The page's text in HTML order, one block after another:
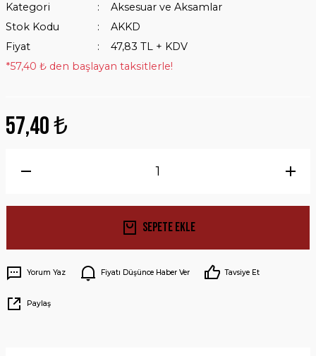
Kategori
Aksesuar ve Aksamlar
Stok Kodu
AKKD
Fiyat
47,83 TL + KDV
*57,40 ₺ den başlayan taksitlerle!
57,40 ₺
Sepete Ekle
Yorum Yaz Fiyatı Düşünce Haber Ver Tavsiye Et
Paylaş